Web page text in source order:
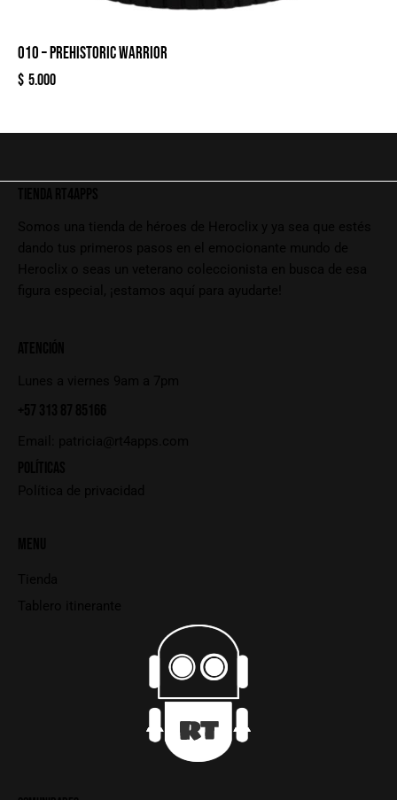
010 – PREHISTORIC WARRIOR
$ 5.000